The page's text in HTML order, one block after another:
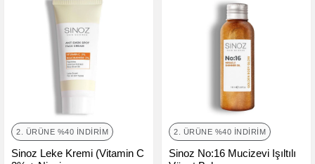
2. ÜRÜNE %40 İNDIRIM
Sinoz Leke Kremi (Vitamin C
2. ÜRÜNE %40 İNDIRIM
Sinoz No:16 Mucizevi Işıltılı